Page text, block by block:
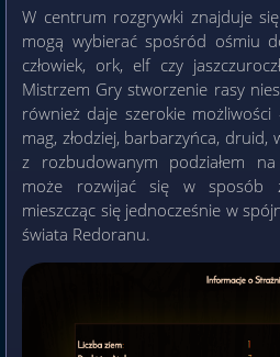
W centrum rozgrywki znajduje
mogą wybierać spośród ośmiu
człowiek, ork, elf czy
Mistrzem Gry stworzenie rasy
również daje szerokie
mag, złodziej, barbarzyńca, druid,
z rozbudowanym podziałem
może rozwijać się w sposób
mieszcząc się jednocześnie w
świata Redoranu.